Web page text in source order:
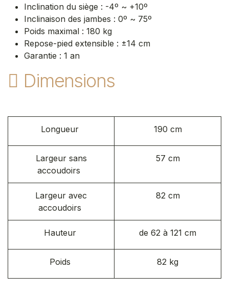
Inclination du siège : -4º ~ +10º
Inclinaison des jambes : 0º ~ 75º
Poids maximal : 180 kg
Repose-pied extensible : ±14 cm
Garantie : 1 an
Dimensions
Longueur 190 cm
Largeur sans
accoudoirs
57 cm
Largeur avec
accoudoirs
82 cm
Hauteur de 62 à 121 cm
Poids 82 kg